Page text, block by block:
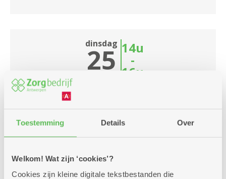
Toestemming Details Over
Welkom! Wat zijn ‘cookies’?
Cookies zijn kleine digitale tekstbestanden die
dinsdag
25 14u
-
16u
Sjoelen
Samen Sjoelen